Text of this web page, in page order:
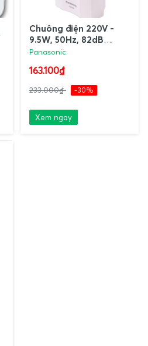
Chuông điện 220V -
9.5W, 50Hz, 82dB
EBG888 Panasonic
Panasonic
163.100₫
233.000₫ -30%
Xem ngay